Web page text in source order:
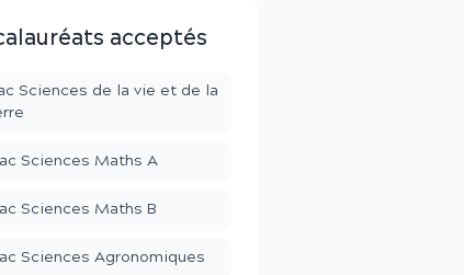
acceptés
Sciences de la vie et de la
Sciences Maths A
Sciences Maths B
Sciences Agronomiques